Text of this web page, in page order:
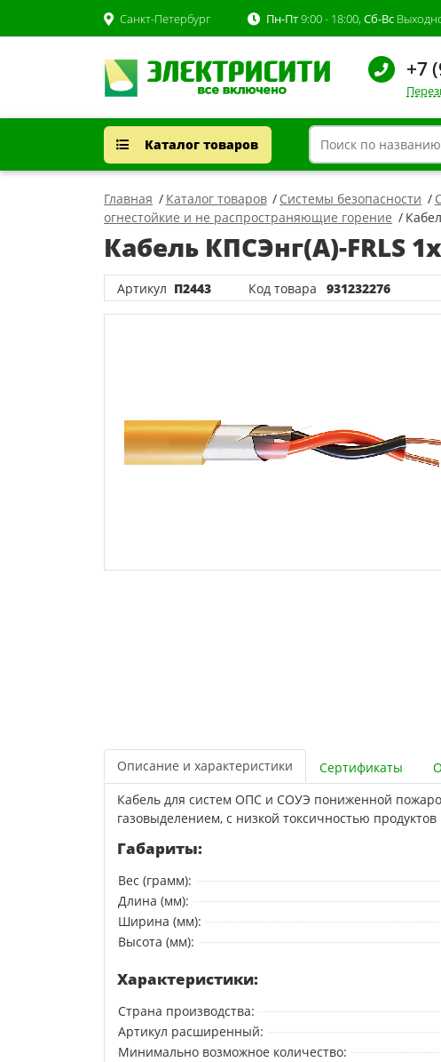
Санкт-Петербург Пн-Пт9:00 - 18:00, Сб-Вс
+7
Каталог товаров
Главная Каталог товаров Системы безопасности
огнестойкие и не распространяющие горение
Кабель КПСЭнг(А)-FRLS
Артикул П2443 Код товара 931232276
Описание и характеристики Сертификаты
Кабель для систем ОПС и СОУЭ пониженной
газовыделением, с низкой токсичностью продуктов
Габариты:
Вес (грамм):
Длина (мм):
Ширина (мм):
Высота (мм):
Характеристики:
Страна производства:
Артикул расширенный:
Минимально возможное количество: